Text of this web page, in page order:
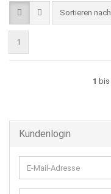
Sortieren nach
Sortieren nach
1
1 bis
Kundenlogin
E-
Mail-
Adresse